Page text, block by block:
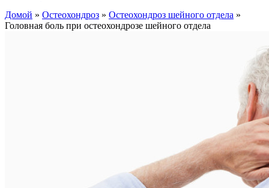
Домой » Остеохондроз » Остеохондроз шейного отдела »
Головная боль при остеохондрозе шейного отдела